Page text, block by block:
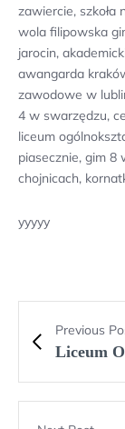
zawiercie, szkoła
wola filipowska
jarocin,
awangarda
zawodowe w
4 w swarzędzu,
liceum
piasecznie, gim 8
chojnicach,
yyyyy
Previous
Liceum